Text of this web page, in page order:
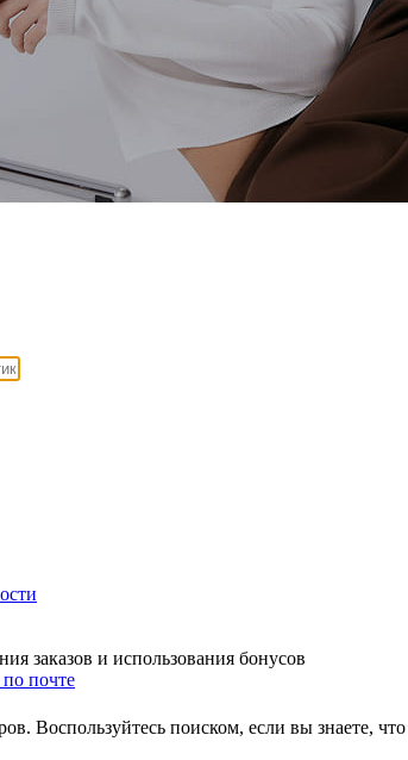
заказов и использования бонусов
почте
Воспользуйтесь поиском, если вы знаете,